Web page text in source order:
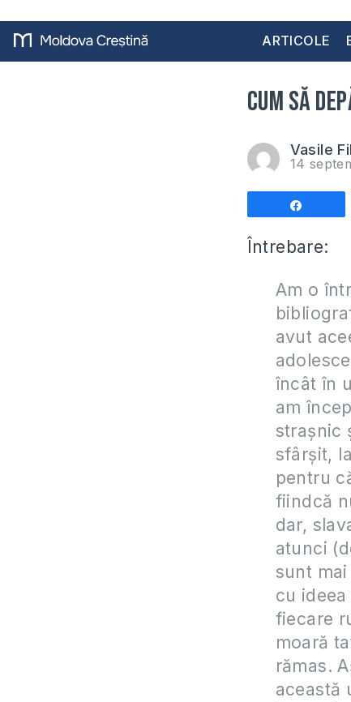
ARTICOLE
Cum să
Vasile
14
Întrebare:
Am o
avut
încât în
am
strașnic
sfârșit,
pentru
fiindcă
dar,
atunci
sunt
cu
fiecare
moară
rămas.
această